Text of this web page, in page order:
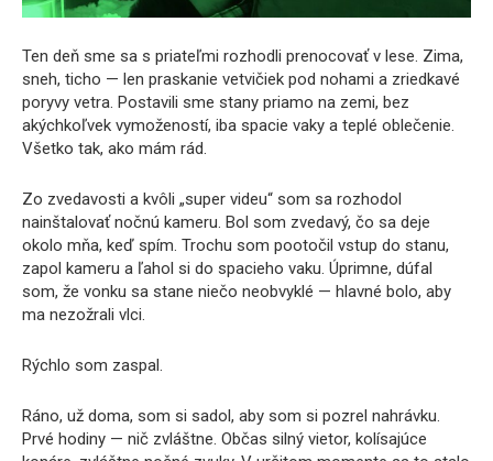
Ten deň sme sa s priateľmi rozhodli prenocovať v lese. Zima,
sneh, ticho — len praskanie vetvičiek pod nohami a zriedkavé
poryvy vetra. Postavili sme stany priamo na zemi, bez
akýchkoľvek vymožeností, iba spacie vaky a teplé oblečenie.
Všetko tak, ako mám rád.
Zo zvedavosti a kvôli „super videu“ som sa rozhodol
nainštalovať nočnú kameru. Bol som zvedavý, čo sa deje
okolo mňa, keď spím. Trochu som pootočil vstup do stanu,
zapol kameru a ľahol si do spacieho vaku. Úprimne, dúfal
som, že vonku sa stane niečo neobvyklé — hlavné bolo, aby
ma nezožrali vlci.
Rýchlo som zaspal.
Ráno, už doma, som si sadol, aby som si pozrel nahrávku.
Prvé hodiny — nič zvláštne. Občas silný vietor, kolísajúce